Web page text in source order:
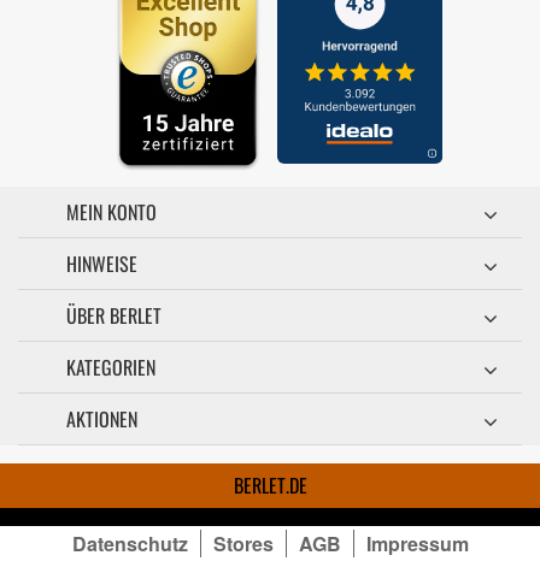
MEIN KONTO
HINWEISE
ÜBER BERLET
KATEGORIEN
AKTIONEN
BERLET.DE
Datenschutz Stores AGB Impressum